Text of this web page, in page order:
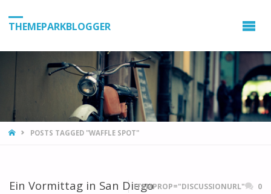
THEMEPARKBLOGGER
HOMEPOSTS TAGGED "WAFFLE SPOT"
Ein Vormittag in San DiegoITEMPROP="DISCUSSIONURL" 0